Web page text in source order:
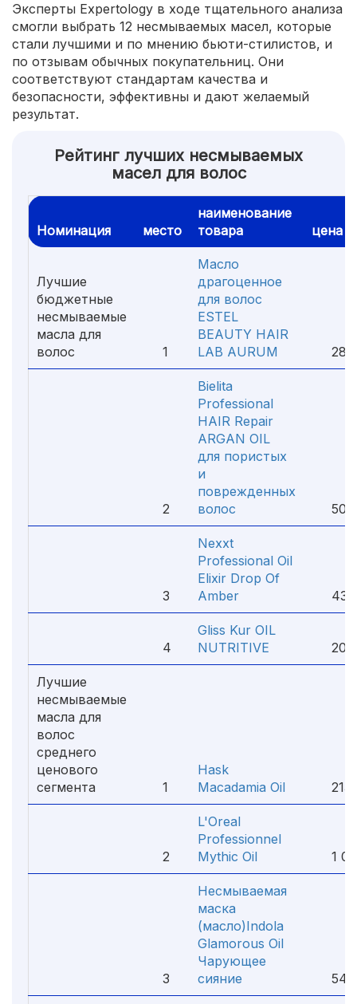
Эксперты Expertology в ходе тщательного анализа
смогли выбрать 12 несмываемых масел, которые
стали лучшими и по мнению бьюти-стилистов, и
по отзывам обычных покупательниц. Они
соответствуют стандартам качества и
безопасности, эффективны и дают желаемый
результат.
Рейтинг лучших несмываемых
масел для волос
Номинация место
наименование
товара
цена
Лучшие
бюджетные
несмываемые
масла для
волос
1
Масло
драгоценное
для волос
ESTEL
BEAUTY HAIR
LAB AURUM
289
2
Bielita
Professional
HAIR Repair
ARGAN OIL
для пористых
и
поврежденных
волос
502
3
Nexxt
Professional Oil
Elixir Drop Of
Amber
430
4
Gliss Kur OIL
NUTRITIVE
206
Лучшие
несмываемые
масла для
волос
среднего
ценового
сегмента
1
Hask
Macadamia Oil
213
2
L'Oreal
Professionnel
Mythic Oil
1
3
Несмываемая
маска
(масло)Indola
Glamorous Oil
Чарующее
сияние
541